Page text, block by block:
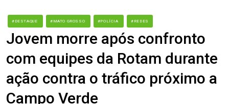
#DESTAQUE #MATO GROSSO #POLÍCIA #REDES
Jovem morre após confronto
com equipes da Rotam durante
ação contra o tráfico próximo a
Campo Verde